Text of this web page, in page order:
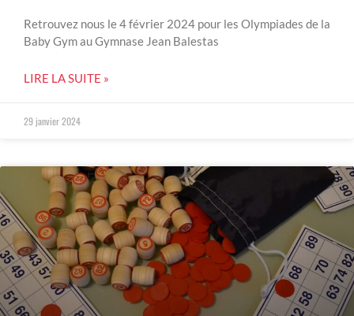
Retrouvez nous le 4 février 2024 pour les Olympiades de la
Baby Gym au Gymnase Jean Balestas
LIRE LA SUITE »
29 janvier 2024